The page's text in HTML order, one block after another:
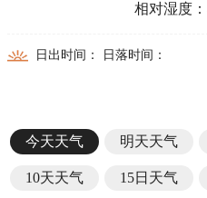
相对湿度
日出时间： 日落时间：
今天天气 明天天气
10天天气 15日天气